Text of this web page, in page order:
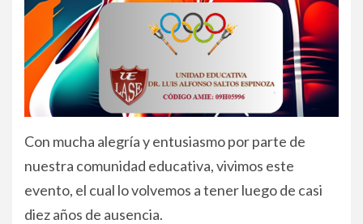
Con mucha alegría y entusiasmo por parte de
nuestra comunidad educativa, vivimos este
evento, el cual lo volvemos a tener luego de casi
diez años de ausencia.